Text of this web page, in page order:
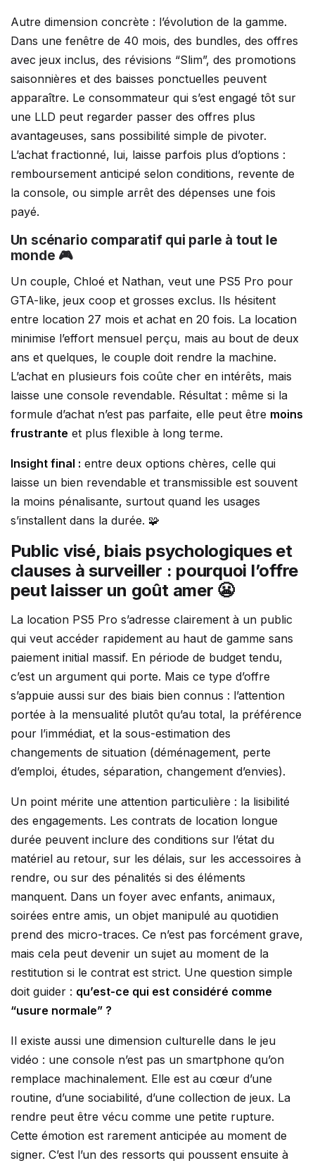
Autre dimension concrète : l’évolution de la gamme.
Dans une fenêtre de 40 mois, des bundles, des offres
avec jeux inclus, des révisions “Slim”, des promotions
saisonnières et des baisses ponctuelles peuvent
apparaître. Le consommateur qui s’est engagé tôt sur
une LLD peut regarder passer des offres plus
avantageuses, sans possibilité simple de pivoter.
L’achat fractionné, lui, laisse parfois plus d’options :
remboursement anticipé selon conditions, revente de
la console, ou simple arrêt des dépenses une fois
payé.
Un scénario comparatif qui parle à tout le
monde 🎮
Un couple, Chloé et Nathan, veut une PS5 Pro pour
GTA-like, jeux coop et grosses exclus. Ils hésitent
entre location 27 mois et achat en 20 fois. La location
minimise l’effort mensuel perçu, mais au bout de deux
ans et quelques, le couple doit rendre la machine.
L’achat en plusieurs fois coûte cher en intérêts, mais
laisse une console revendable. Résultat : même si la
formule d’achat n’est pas parfaite, elle peut être moins
frustrante et plus flexible à long terme.
Insight final : entre deux options chères, celle qui
laisse un bien revendable et transmissible est souvent
la moins pénalisante, surtout quand les usages
s’installent dans la durée. 🧩
Public visé, biais psychologiques et
clauses à surveiller : pourquoi l’offre
peut laisser un goût amer 😬
La location PS5 Pro s’adresse clairement à un public
qui veut accéder rapidement au haut de gamme sans
paiement initial massif. En période de budget tendu,
c’est un argument qui porte. Mais ce type d’offre
s’appuie aussi sur des biais bien connus : l’attention
portée à la mensualité plutôt qu’au total, la préférence
pour l’immédiat, et la sous-estimation des
changements de situation (déménagement, perte
d’emploi, études, séparation, changement d’envies).
Un point mérite une attention particulière : la lisibilité
des engagements. Les contrats de location longue
durée peuvent inclure des conditions sur l’état du
matériel au retour, sur les délais, sur les accessoires à
rendre, ou sur des pénalités si des éléments
manquent. Dans un foyer avec enfants, animaux,
soirées entre amis, un objet manipulé au quotidien
prend des micro-traces. Ce n’est pas forcément grave,
mais cela peut devenir un sujet au moment de la
restitution si le contrat est strict. Une question simple
doit guider : qu’est-ce qui est considéré comme
“usure normale” ?
Il existe aussi une dimension culturelle dans le jeu
vidéo : une console n’est pas un smartphone qu’on
remplace machinalement. Elle est au cœur d’une
routine, d’une sociabilité, d’une collection de jeux. La
rendre peut être vécu comme une petite rupture.
Cette émotion est rarement anticipée au moment de
signer. C’est l’un des ressorts qui poussent ensuite à